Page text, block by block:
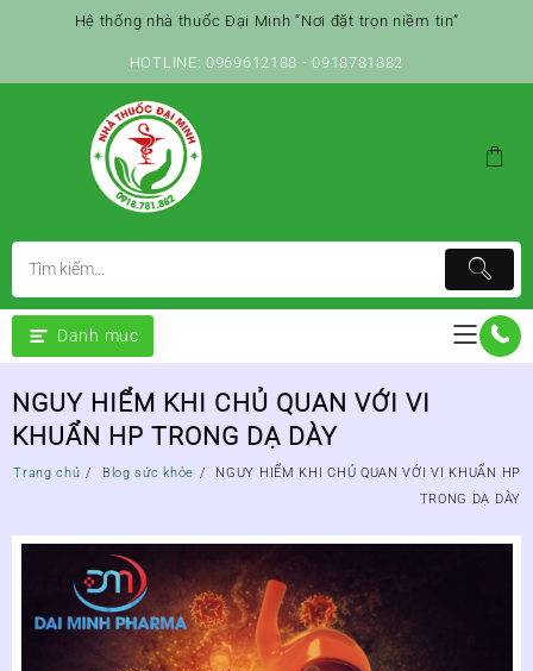
Hệ thống nhà thuốc Đại Minh “Nơi đặt trọn niềm tin”
HOTLINE: 0969612188 - 0918781882
Danh mục
NGUY HIỂM KHI CHỦ QUAN VỚI VI
KHUẨN HP TRONG DẠ DÀY
Trang chủ Blog sức khỏe
NGUY HIỂM KHI CHỦ QUAN VỚI VI KHUẨN HP
TRONG DẠ DÀY